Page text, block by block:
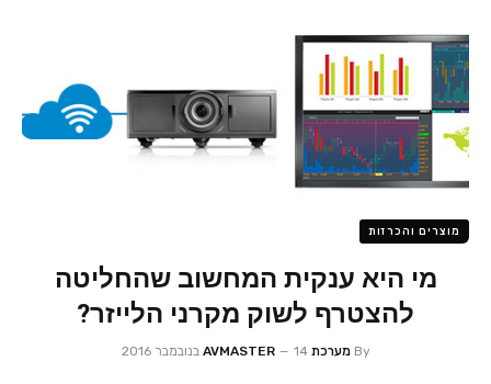
מוצרים והכרזות
מי היא ענקית המחשוב שהחליטה
להצטרף לשוק מקרני הלייזר?
By מערכת AVMASTER14 בנובמבר 2016